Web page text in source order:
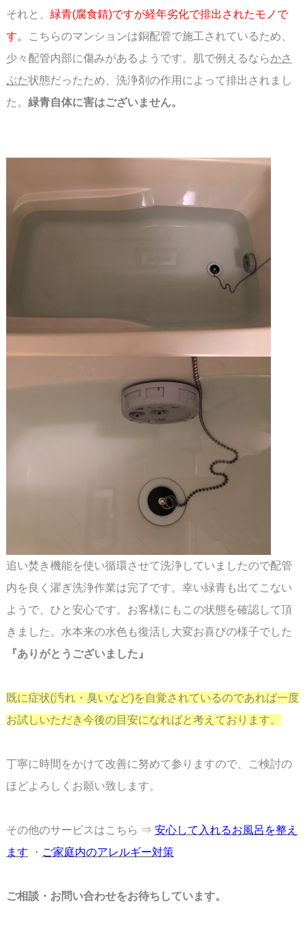
それと、 緑青(腐食錆)ですが経年劣化で排出されたモノで
す。
こちらのマンションは銅配管で施工されているため、
少々配管内部に傷みがあるようです。肌で例えるならかさ
ぶた状態だったため、洗浄剤の作用によって排出されまし
た。 緑青自体に害はございません。
追い焚き機能を使い循環させて洗浄していましたので配管
内を良く濯ぎ洗浄作業は完了です。 幸い緑青も出てこない
ようで、ひと安心です。お客様にもこの状態を確認して頂
きました。水本来の水色も復活し大変お喜びの様子でした
『ありがとうございました』
既に症状(汚れ・臭いなど)を自覚されているのであれば一度
お試しいただき今後の目安になればと考えております。
丁寧に時間をかけて改善に努めて参りますので、ご検討の
ほどよろしくお願い致します。
その他のサービスはこちら ⇒ 安心して入れるお風呂を整え
ます ・ ご家庭内のアレルギー対策
ご相談・お問い合わせをお待ちしています。